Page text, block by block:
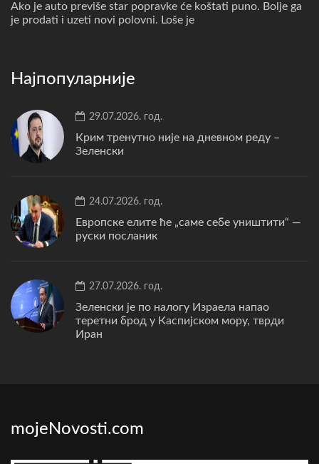
Ako je auto previše star popravke će koštati puno. Bolje ga
je prodati i uzeti novi polovni. Loše je
Најпопуларније
29.07.2026. год.
Крим тренутно није на дневном реду –
Зеленски
24.07.2026. год.
Европске елите ће „саме себе уништити“ —
руски посланик
27.07.2026. год.
Зеленски је по налогу Израела напао
теретни брод у Каспијском мору, тврди
Иран
mojeNovosti.com